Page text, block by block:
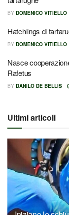
BY DOMENICO VITIELLO
Hatchlings di
BY DOMENICO VITIELLO
Nasce
Rafetus
BY DANILO DE BELLIS
Ultimi articoli